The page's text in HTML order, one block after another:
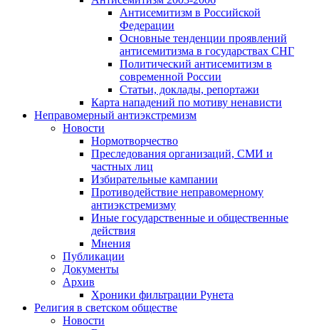
Антисемитизм в Российской
Федерации
Основные тенденции проявлений
антисемитизма в государствах СНГ
Политический антисемитизм в
современной России
Статьи, доклады, репортажи
Карта нападений по мотиву ненависти
Неправомерный антиэкстремизм
Новости
Нормотворчество
Преследования организаций, СМИ и
частных лиц
Избирательные кампании
Противодействие неправомерному
антиэкстремизму
Иные государственные и общественные
действия
Мнения
Публикации
Документы
Архив
Хроники фильтрации Рунета
Религия в светском обществе
Новости